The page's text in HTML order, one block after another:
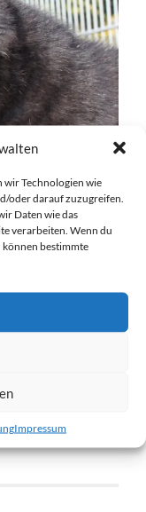
wir Technologien wie
oder darauf zuzugreifen.
Daten wie das
verarbeiten. Wenn du
bestimmte
Impressum